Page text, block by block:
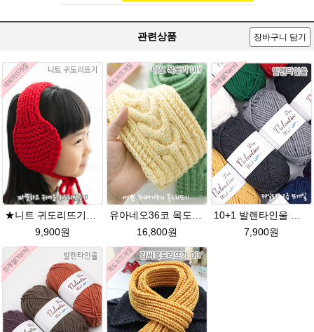
관련상품 장바구니 담기
★니트 귀도리뜨기★발렌타인울 뜨개실 DIY 뜨개질
9,900원
유아네오36코 목도리뜨기★에이미울/유아목도리/아기목도리뜨개질
16,800원
10+1 발렌타인울 굵은 뜨개실/뜨개질실/손뜨개실/목도리털실/제일모직뜨개실
7,900원